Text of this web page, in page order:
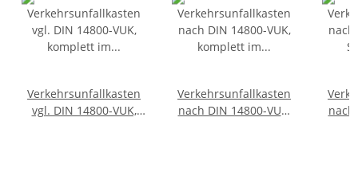
Verkehrsunfallkasten
vgl. DIN 14800-VUK,
Verkehrsunfallkasten
nach DIN 14800-VUK,
nach